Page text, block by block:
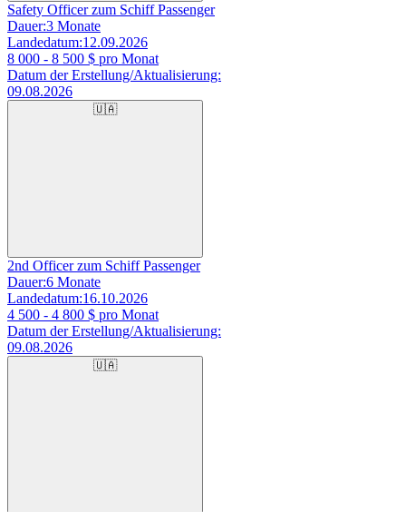
Safety Officer zum Schiff Passenger
Dauer:3 Monate
Landedatum:12.09.2026
8 000 - 8 500 $ pro Monat
Datum der Erstellung/Aktualisierung:
09.08.2026
🇺🇦
2nd Officer zum Schiff Passenger
Dauer:6 Monate
Landedatum:16.10.2026
4 500 - 4 800 $ pro Monat
Datum der Erstellung/Aktualisierung:
09.08.2026
🇺🇦